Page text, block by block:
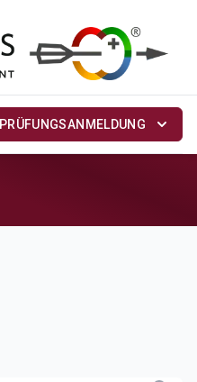
PRÜFUNGSANMELDUNG